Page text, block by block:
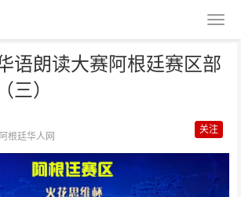
语朗读大赛阿根廷赛区部
三）
根廷华人网
关注
朗读大赛阿根廷赛